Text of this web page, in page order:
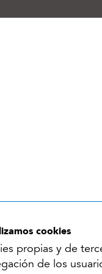
cookies
propias y de
de los